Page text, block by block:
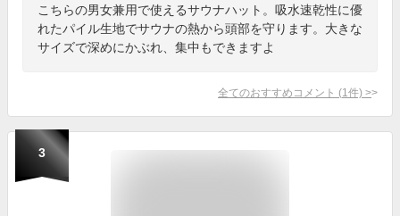
こちらの男女兼用で使えるサウナハット。吸水速乾性に優
れたパイル生地でサウナの熱から頭部を守ります。大きな
サイズで深めにかぶれ、集中もできますよ
全てのおすすめコメント (1 件) >
3